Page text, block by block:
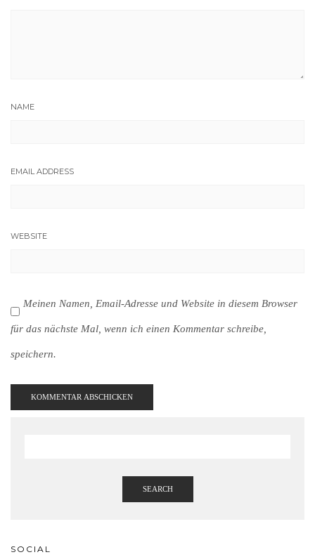
NAME
EMAIL ADDRESS
WEBSITE
Meinen Namen, Email-Adresse und Website in diesem Browser
für das nächste Mal, wenn ich einen Kommentar schreibe,
speichern.
SEARCH
SOCIAL